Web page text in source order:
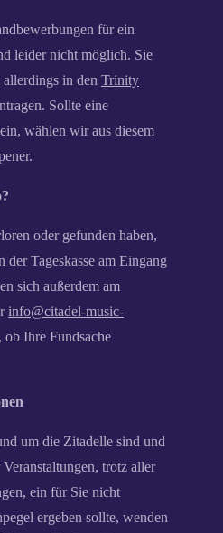
für ein
leider nicht möglich. Sie
in den Trinity
Sollte eine
wählen wir aus diesem
oder gefunden haben,
der Tageskasse am Eingang
sich außerdem am
info@citadel-music-
Ihre Fundsache
um die Zitadelle sind und
trotz aller
ein für Sie nicht
ergeben sollte, wenden